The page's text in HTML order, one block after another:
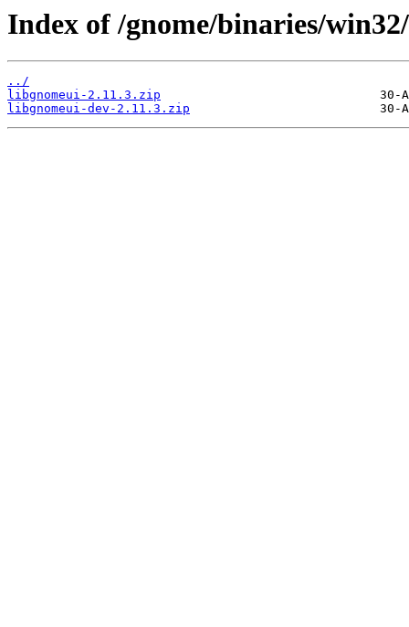
Index of /gnome/binaries/
../
libgnomeui-2.11.3.zip
libgnomeui-dev-2.11.3.zip